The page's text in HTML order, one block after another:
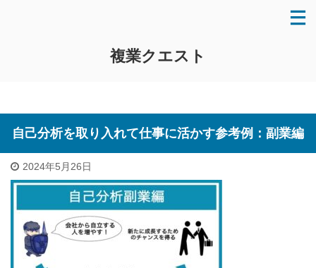
複業クエスト
自己分析を取り入れて仕事に活かす参考例：副業編
2024年5月26日